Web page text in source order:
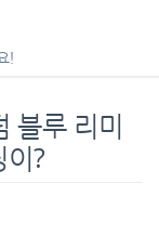
!
블루 리미
?